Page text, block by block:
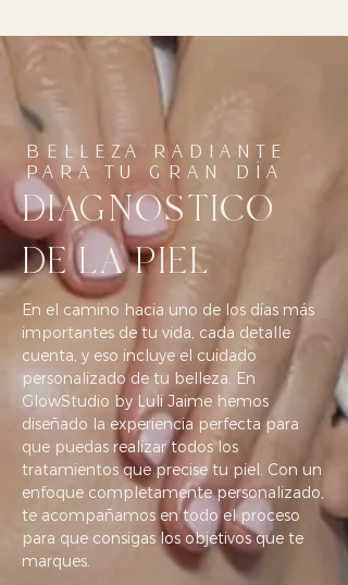
BELLEZA RADIANTE
PARA TU GRAN DÍA
DIAGNOSTICO
DE LA PIEL
En el camino hacia uno de los días más
importantes de tu vida, cada detalle
cuenta, y eso incluye el cuidado
personalizado de tu belleza. En
GlowStudio by Luli Jaime hemos
diseñado la experiencia perfecta para
que puedas realizar todos los
tratamientos que precise tu piel. Con un
enfoque completamente personalizado,
te acompañamos en todo el proceso
para que consigas los objetivos que te
marques.